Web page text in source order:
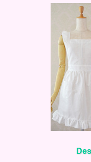
吉川ひなのさん
など、メディアにてエ